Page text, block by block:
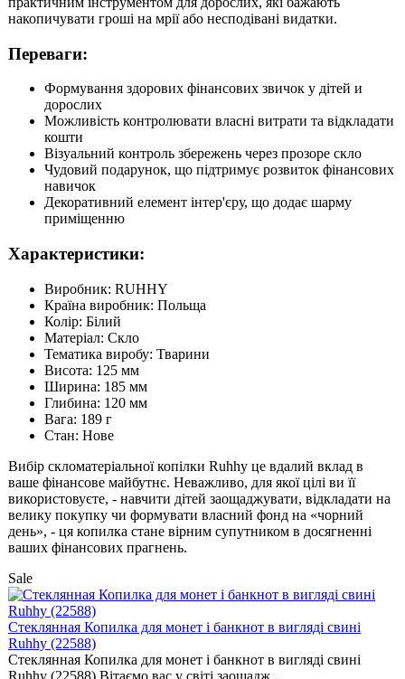
накопичувати гроші на мрії або несподівані видатки.
Переваги:
Формування здорових фінансових звичок у дітей и
дорослих
Можливість контролювати власні витрати та відкладати
кошти
Візуальний контроль збережень через прозоре скло
Чудовий подарунок, що підтримує розвиток фінансових
навичок
Декоративний елемент інтер'єру, що додає шарму
приміщенню
Характеристики:
Виробник: RUHHY
Країна виробник: Польща
Колір: Білий
Матеріал: Скло
Тематика виробу: Тварини
Висота: 125 мм
Ширина: 185 мм
Глибина: 120 мм
Вага: 189 г
Стан: Нове
Вибір скломатеріальної копілки Ruhhy це вдалий вклад в
ваше фінансове майбутнє. Неважливо, для якої цілі ви її
використовуєте, - навчити дітей заощаджувати, відкладати на
велику покупку чи формувати власний фонд на «чорний
день», - ця копилка стане вірним супутником в досягненні
ваших фінансових прагнень.
Sale
Cтеклянная Копилка для монет і банкнот в вигляді свині
Ruhhy (22588)
Cтеклянная Копилка для монет і банкнот в вигляді свині
Ruhhy (22588) Вітаємо вас у світі заощадж..